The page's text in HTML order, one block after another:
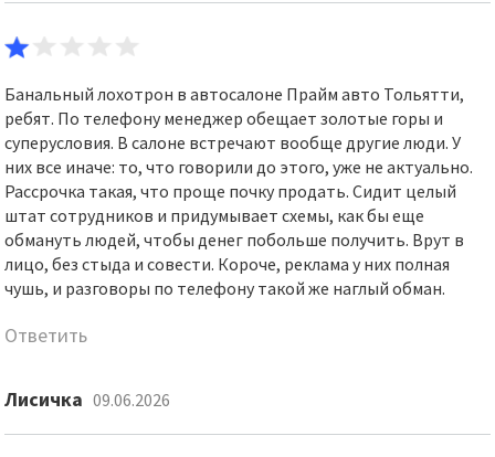
Банальный лохотрон в автосалоне Прайм авто Тольятти,
ребят. По телефону менеджер обещает золотые горы и
суперусловия. В салоне встречают вообще другие люди. У
них все иначе: то, что говорили до этого, уже не актуально.
Рассрочка такая, что проще почку продать. Сидит целый
штат сотрудников и придумывает схемы, как бы еще
обмануть людей, чтобы денег побольше получить. Врут в
лицо, без стыда и совести. Короче, реклама у них полная
чушь, и разговоры по телефону такой же наглый обман.
Ответить
Лисичка 09.06.2026